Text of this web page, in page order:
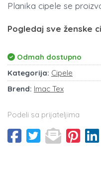
Planika cipele se
Pogledaj sve ženske
Odmah dostupno
Kategorija: Cipele
Brend: Imac Tex
Podeli sa prijateljima